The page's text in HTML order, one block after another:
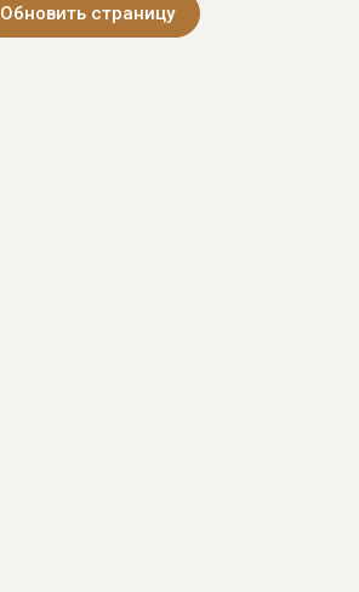
Обновить страницу